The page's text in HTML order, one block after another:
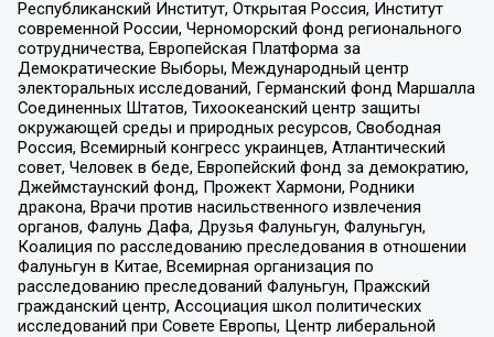
Республиканский Институт, Открытая Россия, Институт
современной России, Черноморский фонд регионального
сотрудничества, Европейская Платформа за
Демократические Выборы, Международный центр
электоральных исследований, Германский фонд Маршалла
Соединенных Штатов, Тихоокеанский центр защиты
окружающей среды и природных ресурсов, Свободная
Россия, Всемирный конгресс украинцев, Атлантический
совет, Человек в беде, Европейский фонд за демократию,
Джеймстаунский фонд, Прожект Хармони, Родники
дракона, Врачи против насильственного извлечения
органов, Фалунь Дафа, Друзья Фалуньгун, Фалуньгун,
Коалиция по расследованию преследования в отношении
Фалуньгун в Китае, Всемирная организация по
расследованию преследований Фалуньгун, Пражский
гражданский центр, Ассоциация школ политических
исследований при Совете Европы, Центр либеральной